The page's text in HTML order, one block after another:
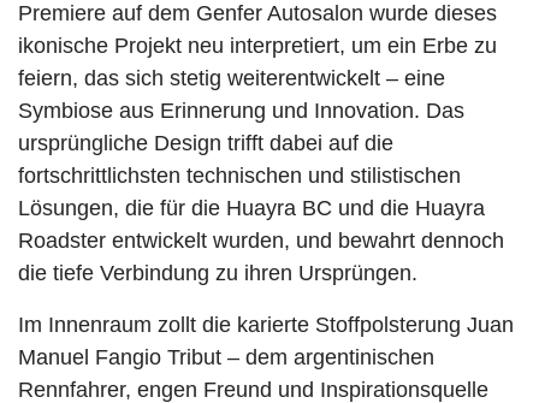
Premiere auf dem Genfer Autosalon wurde dieses
ikonische Projekt neu interpretiert, um ein Erbe zu
feiern, das sich stetig weiterentwickelt – eine
Symbiose aus Erinnerung und Innovation. Das
ursprüngliche Design trifft dabei auf die
fortschrittlichsten technischen und stilistischen
Lösungen, die für die Huayra BC und die Huayra
Roadster entwickelt wurden, und bewahrt dennoch
die tiefe Verbindung zu ihren Ursprüngen.
Im Innenraum zollt die karierte Stoffpolsterung Juan
Manuel Fangio Tribut – dem argentinischen
Rennfahrer, engen Freund und Inspirationsquelle